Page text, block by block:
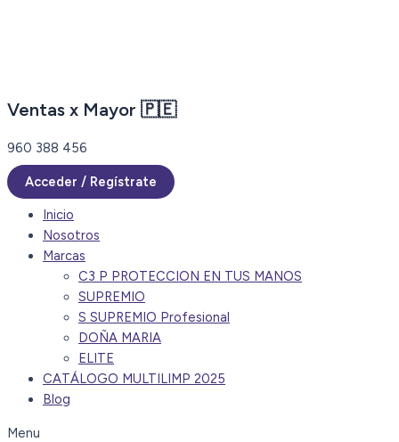
Ventas x Mayor 🇵🇪
960 388 456
Acceder / Regístrate
Inicio
Nosotros
Marcas
C3 P PROTECCION EN TUS MANOS
SUPREMIO
S SUPREMIO Profesional
DOÑA MARIA
ELITE
CATÁLOGO MULTILIMP 2025
Blog
Menu